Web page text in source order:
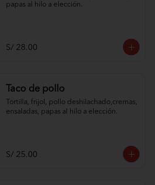
papas al hilo a elección.
S/ 28.00
Taco de pollo
Tortilla, frijol, pollo deshilachado,cremas,
ensaladas, papas al hilo a elección.
S/ 25.00